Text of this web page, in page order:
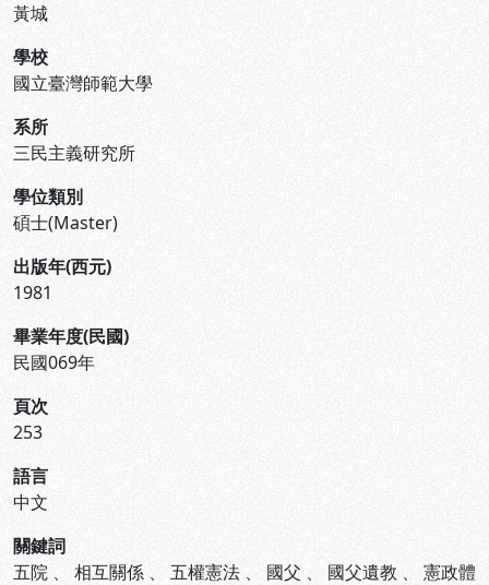
黃城
學校
國立臺灣師範大學
系所
三民主義研究所
學位類別
碩士(Master)
出版年(西元)
1981
畢業年度(民國)
民國069年
頁次
253
語言
中文
關鍵詞
五院 、 相互關係 、 五權憲法 、 國父 、 國父遺教 、 憲政體